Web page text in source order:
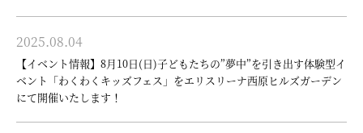
2025.08.04
【イベント情報】8月10日(日)子どもたちの”夢中”を引き出す体験型イ
ベント「わくわくキッズフェス」をエリスリーナ西原ヒルズガーデン
にて開催いたします！